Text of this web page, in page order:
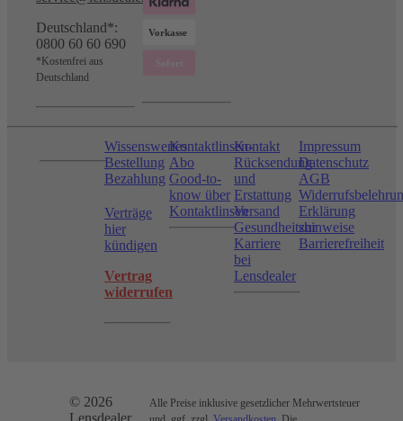
Deutschland*:
0800 60 60 690
*Kostenfrei aus
Deutschland
Wissenswertes
Bestellung
Bezahlung
Verträge
hier
kündigen
Vertrag
widerrufen
Kontaktlinsen-
Abo
Good-to-
know über
Kontaktlinsen
Kontakt
Rücksendung
und
Erstattung
Versand
Gesundheitshinweise
Karriere
bei
Lensdealer
Impressum
Datenschutz
AGB
Erklärung
zur
Barrierefreiheit
© 2026
Lensdealer
Alle Preise inklusive gesetzlicher Mehrwertsteuer